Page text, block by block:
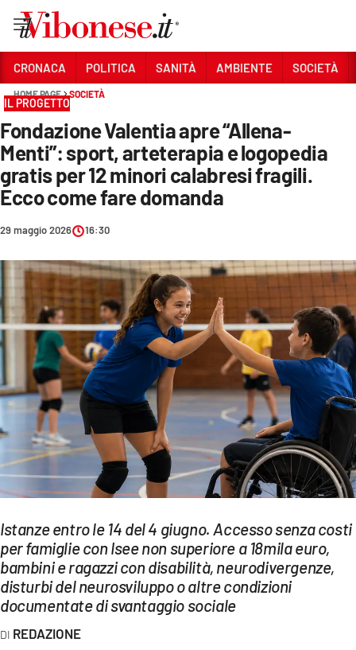
Sezioni
CRONACA
POLITICA
SANITÀ
AMBIENTE
SOCIETÀ
CULTURA
ECONOMIA E LAVORO
EVENTI
SPORT
Streaming
LAC TV
LAC ONAIR
LaC
Network
LACPLAY.IT
CRONACA POLITICA SANITÀ AMBIENTE SOCIETÀ
HOME PAGE SOCIETÀ
IL PROGETTO
Fondazione Valentia apre “Allena-
Menti”: sport, arteterapia e logopedia
gratis per 12 minori calabresi fragili.
Ecco come fare domanda
29 maggio 2026 16:30
Istanze entro le 14 del 4 giugno. Accesso senza costi
per famiglie con Isee non superiore a 18mila euro,
bambini e ragazzi con disabilità, neurodivergenze,
disturbi del neurosviluppo o altre condizioni
documentate di svantaggio sociale
REDAZIONE